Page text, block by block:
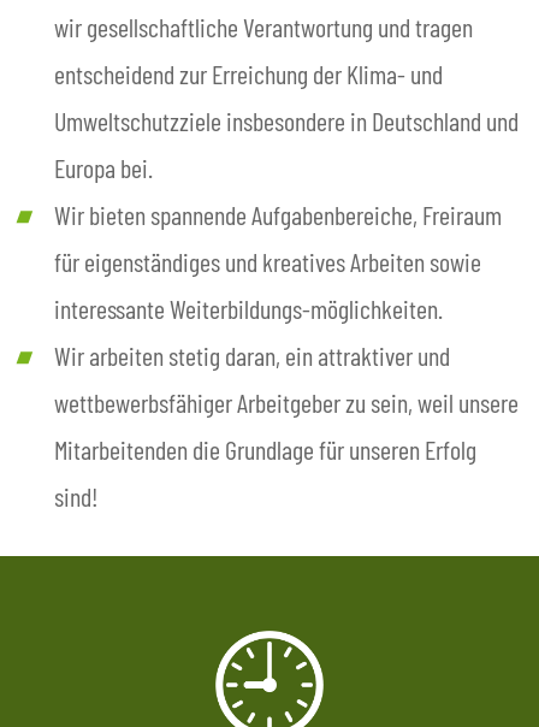
wir gesellschaftliche Verantwortung und tragen
entscheidend zur Erreichung der Klima- und
Umweltschutzziele insbesondere in Deutschland und
Europa bei.
Wir bieten spannende Aufgabenbereiche, Freiraum
für eigenständiges und kreatives Arbeiten sowie
interessante Weiterbildungs-möglichkeiten.
Wir arbeiten stetig daran, ein attraktiver und
wettbewerbsfähiger Arbeitgeber zu sein, weil unsere
Mitarbeitenden die Grundlage für unseren Erfolg
sind!